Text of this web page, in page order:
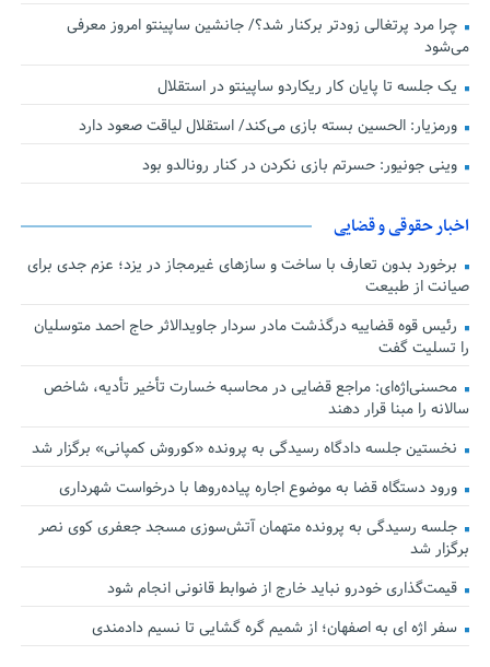
چرا مرد پرتغالی زودتر برکنار شد؟/ جانشین ساپینتو امروز معرفی
می‌شود
یک جلسه تا پایان کار ریکاردو ساپینتو در استقلال
ورمزیار: الحسین بسته بازی می‌کند/ استقلال لیاقت صعود دارد
وینی جونیور: حسرتم بازی نکردن در کنار رونالدو بود
اخبار حقوقی و قضایی
برخورد بدون تعارف با ساخت‌ و سازهای غیرمجاز در یزد؛ عزم جدی برای
صیانت از طبیعت
رئیس قوه قضاییه درگذشت مادر سردار جاویدالاثر حاج احمد متوسلیان
را تسلیت گفت
محسنی‌اژه‌ای: مراجع قضایی در محاسبه خسارت تأخیر تأدیه، شاخص
سالانه را مبنا قرار دهند
نخستین جلسه دادگاه رسیدگی به پرونده «کوروش کمپانی» برگزار شد
ورود دستگاه قضا به موضوع اجاره پیاده‌روها با درخواست شهرداری
جلسه رسیدگی به پرونده متهمان آتش‌سوزی مسجد جعفری کوی نصر
برگزار شد
قیمت‌گذاری خودرو نباید خارج از ضوابط قانونی انجام شود
سفر اژه ای به اصفهان؛ از شمیم گره گشایی تا نسیم دادمندی